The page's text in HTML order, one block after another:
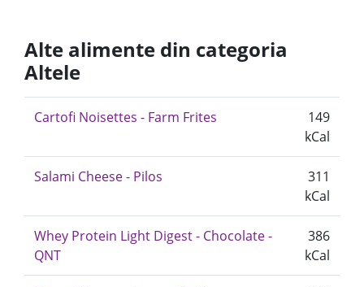
Alte alimente din categoria
Altele
Cartofi Noisettes - Farm Frites
149
kCal
Salami Cheese - Pilos
311
kCal
Whey Protein Light Digest - Chocolate -
QNT
386
kCal